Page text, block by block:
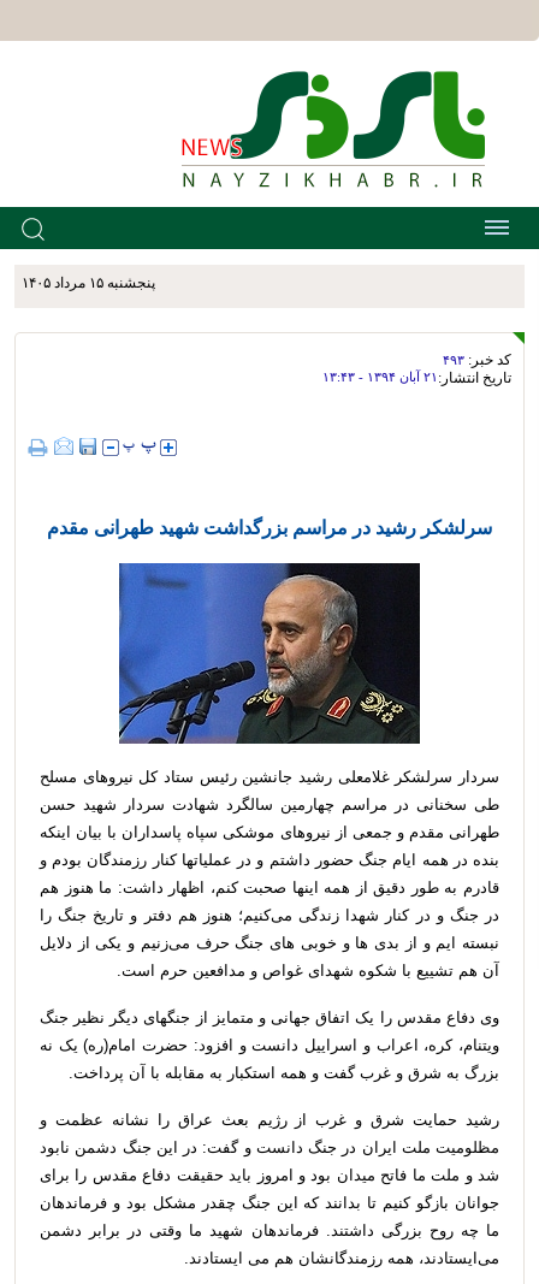
پنجشنبه ۱۵ مرداد ۱۴۰۵
کد خبر: ۴۹۳
تاریخ انتشار: ۲۱ آبان ۱۳۹۴ - ۱۳:۴۳
سرلشکر رشید در مراسم بزرگداشت شهید طهرانی مقدم
سردار سرلشکر غلامعلی رشید جانشین رئیس ستاد کل نیروهای مسلح
طی سخنانی در مراسم چهارمین سالگرد شهادت سردار شهید حسن
طهرانی مقدم و جمعی از نیروهای موشکی سپاه پاسداران با بیان اینکه
بنده در همه ایام جنگ حضور داشتم و در عملیاتها کنار رزمندگان بودم و
قادرم به طور دقیق از همه اینها صحبت کنم، اظهار داشت: ما هنوز هم
در جنگ و در کنار شهدا زندگی می‌کنیم؛ هنوز هم دفتر و تاریخ جنگ را
نبسته ایم و از بدی ها و خوبی های جنگ حرف می‌زنیم و یکی از دلایل
آن هم تشییع با شکوه شهدای غواص و مدافعین حرم است.
وی دفاع مقدس را یک اتفاق جهانی و متمایز از جنگهای دیگر نظیر جنگ
ویتنام، کره، اعراب و اسراییل دانست و افزود: حضرت امام(ره) یک نه
بزرگ به شرق و غرب گفت و همه استکبار به مقابله با آن پرداخت.
رشید حمایت شرق و غرب از رژیم بعث عراق را نشانه عظمت و
مظلومیت ملت ایران در جنگ دانست و گفت: در این جنگ دشمن نابود
شد و ملت ما فاتح میدان بود و امروز باید حقیقت دفاع مقدس را برای
جوانان بازگو کنیم تا بدانند که این جنگ چقدر مشکل بود و فرماندهان
ما چه روح بزرگی داشتند. فرماندهان شهید ما وقتی در برابر دشمن
می‌ایستادند، همه رزمندگانشان هم می ایستادند.